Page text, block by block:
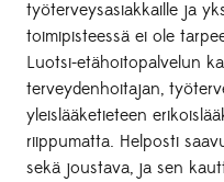
työterveysasiakkaille ja
toimipisteessä ei ole
Luotsi-etähoitopalvelun
terveydenhoitajan,
yleislääketieteen
riippumatta. Helposti
sekä joustava, ja sen